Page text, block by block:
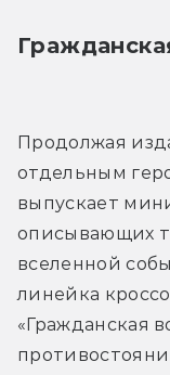
Продолжая
отдельным
выпускает
описывающих
вселенной
линейка
«Гражданская